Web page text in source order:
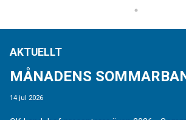
AKTUELLT
MÅNADENS
14 jul 2026